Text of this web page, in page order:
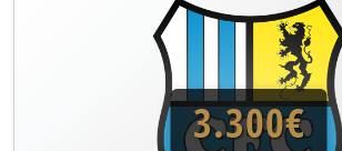
3.300€